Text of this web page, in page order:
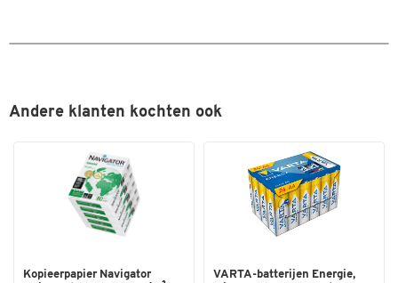
gegarandeerd.
- Draagvermogen: tot 10 kg.
- Kantelhoek van -15 tot 15 graden
Kleur wit
Breedte (mm) 115
Andere klanten kochten ook
Kopieerpapier Navigator
VARTA-batterijen Energie,